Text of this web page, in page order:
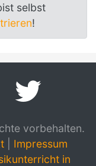
selbst
!
vorbehalten.
Impressum
in